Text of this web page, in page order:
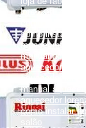
lorenzetti garantia
como instalar
como instalar
monocomando
manual
aquecedor
aquecedor
manual
aquecedor
como instalar
salão